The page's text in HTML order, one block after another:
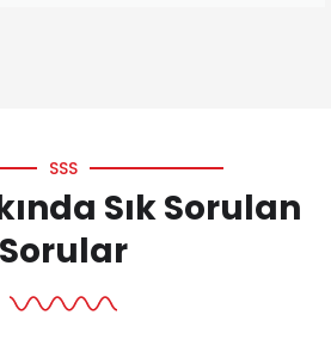
SSS
Sık Sorulan
Sorular